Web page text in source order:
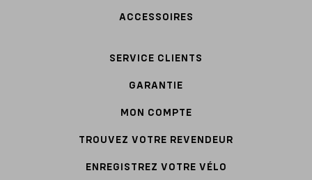
ACCESSOIRES
SERVICE CLIENTS
GARANTIE
MON COMPTE
TROUVEZ VOTRE REVENDEUR
ENREGISTREZ VOTRE VÉLO